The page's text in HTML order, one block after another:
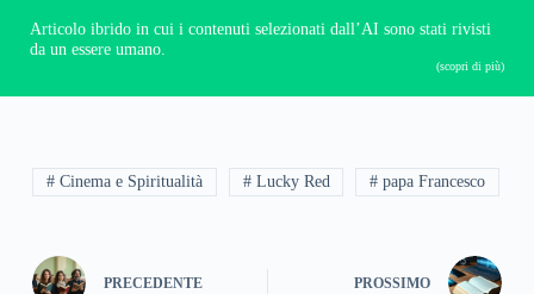
Articolo ibrido in cui i contenuti selezionati dall’AI sono stati rivisti
da un essere umano.
(scopri di più)
# Cinema e Spiritualità # Lucky Red # papa Francesco
PRECEDENTE PROSSIMO